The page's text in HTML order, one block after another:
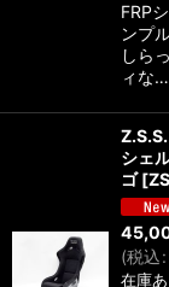
FRP
ンプ
しら
ィな…
シェ
ゴ [
(税込:
在庫あ